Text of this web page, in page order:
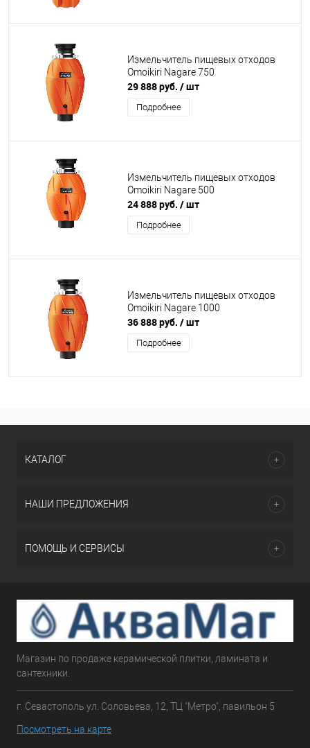
Измельчитель пищевых отходов
Omoikiri Nagare 750
29 888 руб. / шт
Подробнее
Измельчитель пищевых отходов
Omoikiri Nagare 500
24 888 руб. / шт
Подробнее
Измельчитель пищевых отходов
Omoikiri Nagare 1000
36 888 руб. / шт
Подробнее
КАТАЛОГ
НАШИ ПРЕДЛОЖЕНИЯ
ПОМОЩЬ И СЕРВИСЫ
Магазин по продаже керамической плитки, ламината и
сантехники.
г. Севастополь ул. Соловьева, 12, ТЦ "Метро", павильон 5
Посмотреть на карте